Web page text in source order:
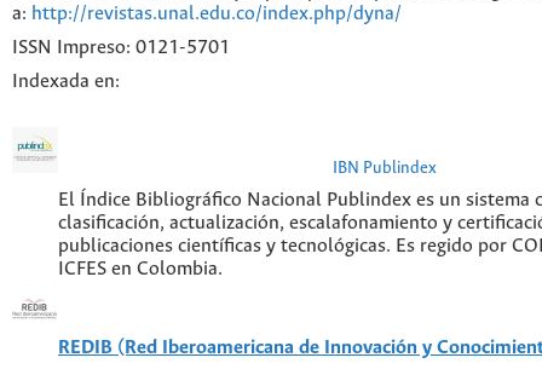
a: http://revistas.unal.edu.co/index.php/dyna/
ISSN Impreso: 0121-5701
Indexada en:
IBN Publindex
El Índice Bibliográfico Nacional Publindex es un sistema
clasificación, actualización, escalafonamiento y
publicaciones científicas y tecnológicas. Es regido por
ICFES en Colombia.
REDIB (Red Iberoamericana de Innovación y